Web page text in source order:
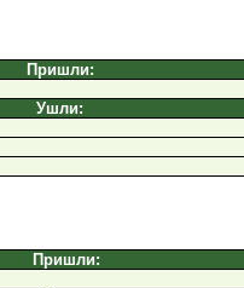
Пришли:
Ушли:
Пришли: